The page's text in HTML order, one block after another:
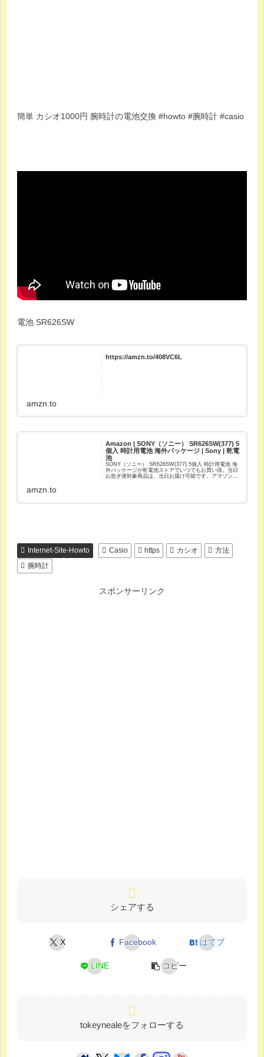
簡単 カシオ1000円 腕時計の電池交換 #howto #腕時計 #casio
電池 SR626SW
https://amzn.to/408VC6L
amzn.to
Amazon | SONY（ソニー） SR626SW(377) 5
個入 時計用電池 海外パッケージ | Sony | 乾電
池
SONY（ソニー） SR626SW(377) 5個入 時計用電池 海
外パッケージが乾電池ストアでいつでもお買い得。当日
お急ぎ便対象商品は、当日お届け可能です。アマゾン配
amzn.to
Internet-Site-Howto Casio https カシオ
方法
腕時計
スポンサーリンク
シェアする
X Facebook はてブ
LINE コピー
tokeynealeをフォローする